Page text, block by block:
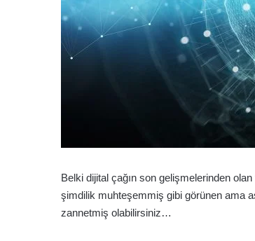
Belki dijital çağın son gelişmelerinden
şimdilik muhteşemmiş gibi görünen ama
zannetmiş olabilirsiniz…